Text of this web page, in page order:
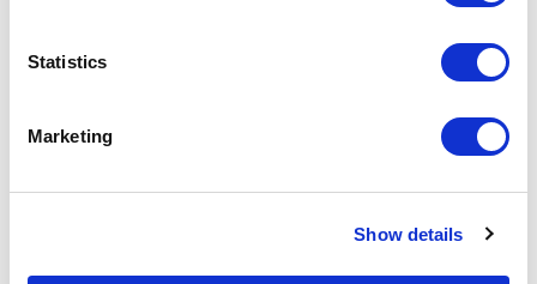
Statistics
Marketing
Show details
LURCH